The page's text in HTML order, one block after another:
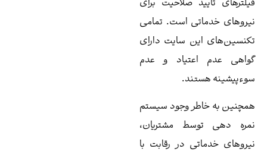
صلاحیت برای
است. تمامی
سایت دارای
و عدم
وجود سیستم
مشتریان،
در رقابت با